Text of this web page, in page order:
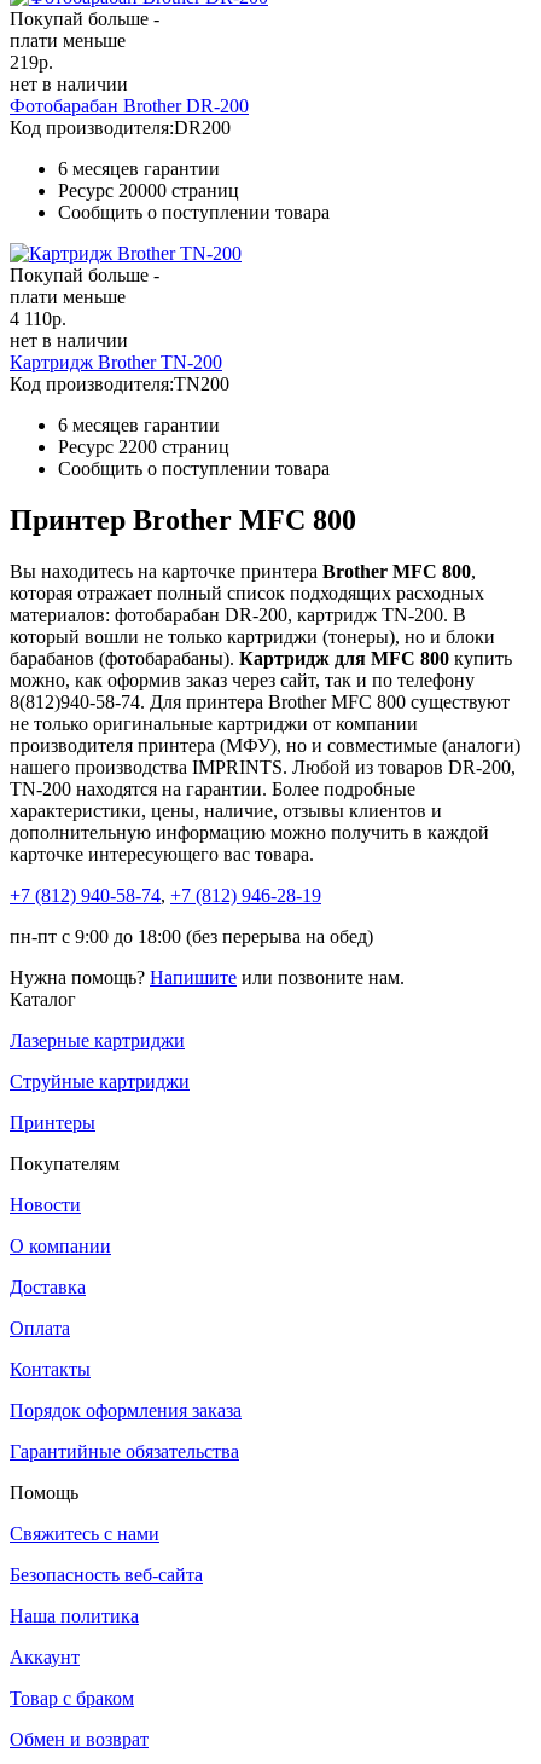
Покупай больше -
плати меньше
219р.
нет в наличии
Фотобарабан Brother DR-200
Код производителя:DR200
6 месяцев гарантии
Ресурс 20000 страниц
Сообщить о поступлении товара
Покупай больше -
плати меньше
4 110р.
нет в наличии
Картридж Brother TN-200
Код производителя:TN200
6 месяцев гарантии
Ресурс 2200 страниц
Сообщить о поступлении товара
Принтер Brother MFC 800
Вы находитесь на карточке принтера Brother MFC 800,
которая отражает полный список подходящих расходных
материалов: фотобарабан DR-200, картридж TN-200. В
который вошли не только картриджи (тонеры), но и блоки
барабанов (фотобарабаны). Картридж для MFC 800 купить
можно, как оформив заказ через сайт, так и по телефону
8(812)940-58-74. Для принтера Brother MFC 800 существуют
не только оригинальные картриджи от компании
производителя принтера (МФУ), но и совместимые (аналоги)
нашего производства IMPRINTS. Любой из товаров DR-200,
TN-200 находятся на гарантии. Более подробные
характеристики, цены, наличие, отзывы клиентов и
дополнительную информацию можно получить в каждой
карточке интересующего вас товара.
+7 (812) 940-58-74, +7 (812) 946-28-19
пн-пт с 9:00 до 18:00 (без перерыва на обед)
Нужна помощь? Напишите или позвоните нам.
Каталог
Лазерные картриджи
Струйные картриджи
Принтеры
Покупателям
Новости
О компании
Доставка
Оплата
Контакты
Порядок оформления заказа
Гарантийные обязательства
Помощь
Свяжитесь с нами
Безопасность веб-сайта
Наша политика
Аккаунт
Товар с браком
Обмен и возврат